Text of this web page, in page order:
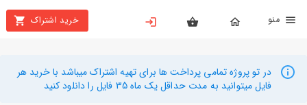
خرید اشتراک
بستن
محصولات
تهیه
در تو پروژه تمامی پرداخت ها برای تهیه اشتراک میباشد با خرید هر
فایل میتوانید به مدت حداقل یک ماه 35 فایل را دانلود کنید